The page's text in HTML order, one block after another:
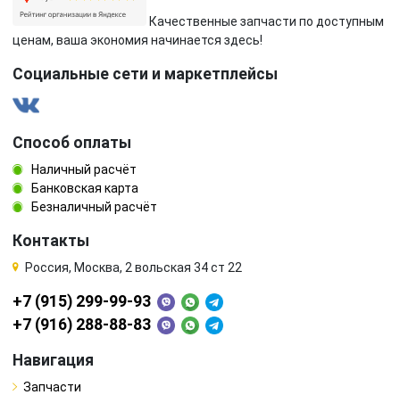
Качественные запчасти по доступным
ценам, ваша экономия начинается здесь!
Социальные сети и маркетплейсы
Способ оплаты
Наличный расчёт
Банковская карта
Безналичный расчёт
Контакты
Россия, Москва, 2 вольская 34 ст 22
+7 (915) 299-99-93
+7 (916) 288-88-83
Навигация
Запчасти